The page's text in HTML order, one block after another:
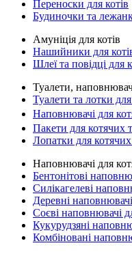
Переноски для котів
Будиночки та
Амуніція для котів
Нашийники для
Шлеї та повідці для
Туалети,
Туалети та лотки для
Наповнювачі для
Пакети для котячих
Лопатки для котячих
Наповнювачі для
Бентонітові
Силікагелеві
Деревні
Соєві наповнювачі
Кукурудзяні
Комбіновані